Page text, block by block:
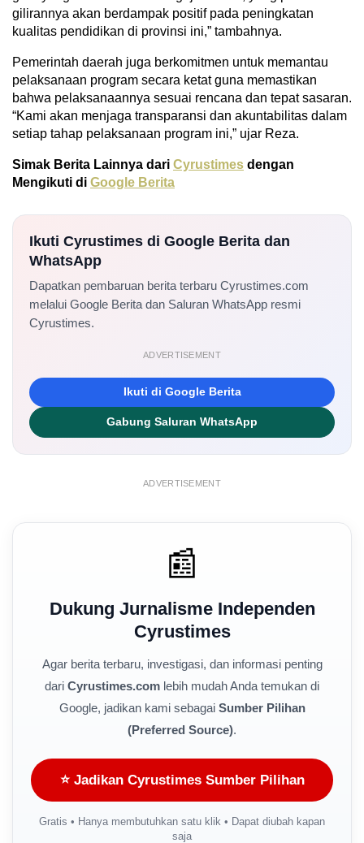
gilirannya akan berdampak positif pada peningkatan
kualitas pendidikan di provinsi ini,” tambahnya.
Pemerintah daerah juga berkomitmen untuk memantau
pelaksanaan program secara ketat guna memastikan
bahwa pelaksanaannya sesuai rencana dan tepat sasaran.
“Kami akan menjaga transparansi dan akuntabilitas dalam
setiap tahap pelaksanaan program ini,” ujar Reza.
Simak Berita Lainnya dari Cyrustimes dengan
Mengikuti di Google Berita
Ikuti Cyrustimes di Google Berita dan
WhatsApp
Dapatkan pembaruan berita terbaru Cyrustimes.com
melalui Google Berita dan Saluran WhatsApp resmi
Cyrustimes.
ADVERTISEMENT
Ikuti di Google Berita
Gabung Saluran WhatsApp
ADVERTISEMENT
📰
Dukung Jurnalisme Independen
Cyrustimes
Agar berita terbaru, investigasi, dan informasi penting
dari Cyrustimes.com lebih mudah Anda temukan di
Google, jadikan kami sebagai Sumber Pilihan
(Preferred Source).
⭐ Jadikan Cyrustimes Sumber Pilihan
Gratis • Hanya membutuhkan satu klik • Dapat diubah kapan
saja